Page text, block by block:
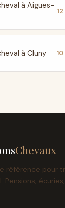
à Aigues-
12
à Cluny 10
Chevaux
référence pour
Pensions,